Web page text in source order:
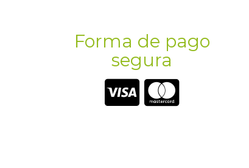
Forma de pago
segura